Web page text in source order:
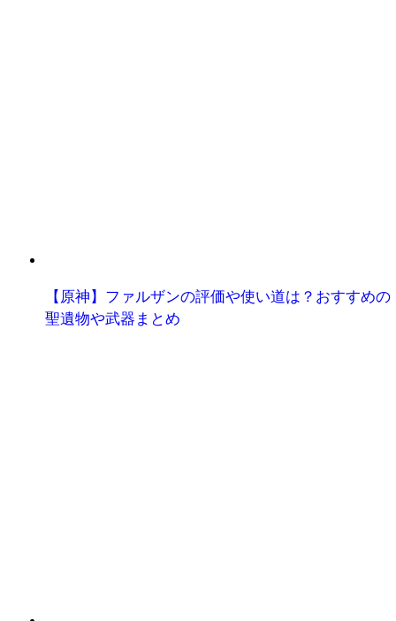
【原神】ファルザンの評価や使い道は？おすすめの
聖遺物や武器まとめ